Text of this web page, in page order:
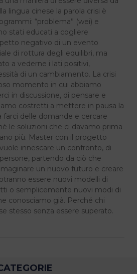
lingua cinese la parola crisi è
“problema” (wei) e
stati educati a cogliere
negativo di un evento
di rottura degli equilibri, ma
a vederne i lati positivi,
di un cambiamento. La crisi
momento in cui abbiamo
in discussione, di pensare e
costretti a mettere in pausa la
farci delle domande e cercare
le soluzioni che ci davamo prima
più. Master con il progetto
innescare un confronto, di
partendo da ciò che
un nuovo futuro e creare
essere nuovi modelli di
o semplicemente nuovi modi di
conosciamo già. Perché chi
stesso senza essere superato.